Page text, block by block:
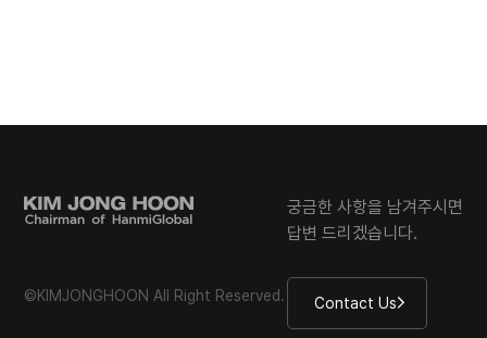
©KIMJONGHOON All Right Reserved.
궁금한 사항을 남겨주시면
답변 드리겠습니다.
Contact Us